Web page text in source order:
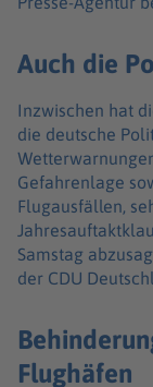
Auch die
Inzwischen hat
die deutsche
Gefahrenlage
Flugausfällen,
Samstag
der CDU
Flughäfen